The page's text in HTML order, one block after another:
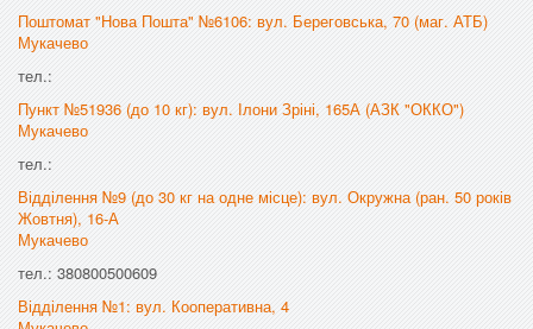
Поштомат "Нова Пошта" №6106: вул. Береговська, 70 (маг. АТБ)
Мукачево
тел.:
Пункт №51936 (до 10 кг): вул. Ілони Зріні, 165А (АЗК "ОККО")
Мукачево
тел.:
Відділення №9 (до 30 кг на одне місце): вул. Окружна (ран. 50 років
Жовтня), 16-А
Мукачево
тел.: 380800500609
Відділення №1: вул. Кооперативна, 4